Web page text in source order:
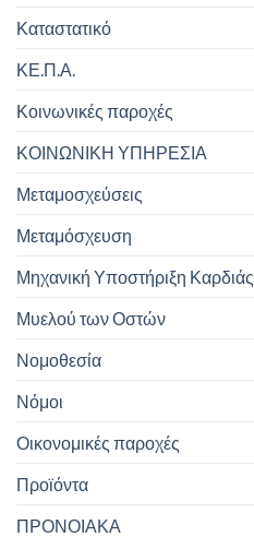
Καταστατικό
ΚΕ.Π.Α.
Κοινωνικές παροχές
ΚΟΙΝΩΝΙΚΗ ΥΠΗΡΕΣΙΑ
Μεταμοσχεύσεις
Μεταμόσχευση
Μηχανική Υποστήριξη Καρδιάς
Μυελού των Οστών
Νομοθεσία
Νόμοι
Οικονομικές παροχές
Προϊόντα
ΠΡΟΝΟΙΑΚΑ